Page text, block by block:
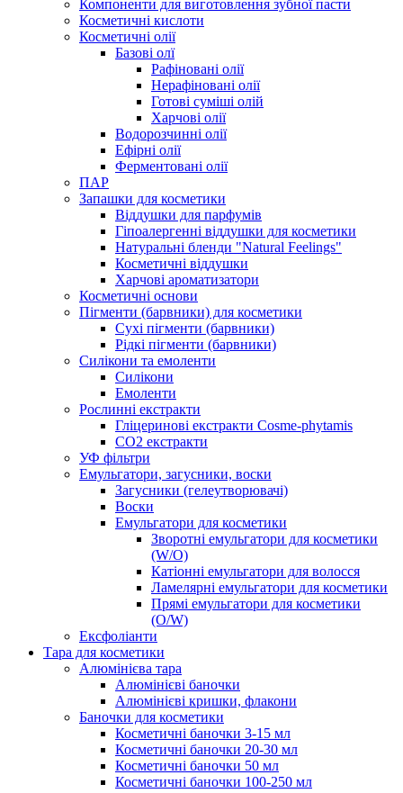
Компоненти для виготовлення зубної пасти
Косметичні кислоти
Косметичні олії
Базові олї
Рафіновані олії
Нерафіновані олії
Готові суміші олій
Харчові олії
Водорозчинні олії
Ефірні олії
Ферментовані олії
ПАР
Запашки для косметики
Віддушки для парфумів
Гіпоалергенні віддушки для косметики
Натуральні бленди "Natural Feelings"
Косметичні віддушки
Харчові ароматизатори
Косметичні основи
Пігменти (барвники) для косметики
Сухі пігменти (барвники)
Рідкі пігменти (барвники)
Силікони та емоленти
Силікони
Емоленти
Рослинні екстракти
Гліцеринові екстракти Cosme-phytamis
СО2 екстракти
УФ фільтри
Емульгатори, загусники, воски
Загусники (гелеутворювачі)
Воски
Емульгатори для косметики
Зворотні емульгатори для косметики
(W/O)
Катіонні емульгатори для волосся
Ламелярні емульгатори для косметики
Прямі емульгатори для косметики
(O/W)
Ексфоліанти
Тара для косметики
Алюмінієва тара
Алюмінієві баночки
Алюмінієві кришки, флакони
Баночки для косметики
Косметичні баночки 3-15 мл
Косметичні баночки 20-30 мл
Косметичні баночки 50 мл
Косметичні баночки 100-250 мл